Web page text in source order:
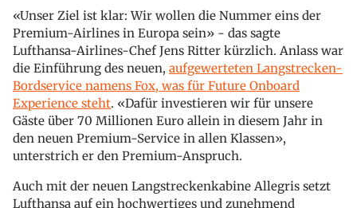
«Unser Ziel ist klar: Wir wollen die Nummer eins der
Premium-Airlines in Europa sein» - das sagte
Lufthansa-Airlines-Chef Jens Ritter kürzlich. Anlass war
die Einführung des neuen, aufgewerteten Langstrecken-
Bordservice namens Fox, was für Future Onboard
Experience steht. «Dafür investieren wir für unsere
Gäste über 70 Millionen Euro allein in diesem Jahr in
den neuen Premium-Service in allen Klassen»,
unterstrich er den Premium-Anspruch.
Auch mit der neuen Langstreckenkabine Allegris setzt
Lufthansa auf ein hochwertiges und zunehmend